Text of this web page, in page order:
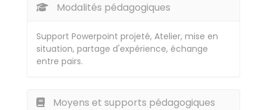
Modalités pédagogiques
Support Powerpoint projeté, Atelier, mise en
situation, partage d'expérience, échange
entre pairs.
Moyens et supports pédagogiques